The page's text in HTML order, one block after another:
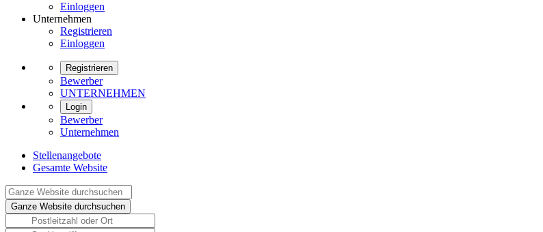
Einloggen
Unternehmen
Registrieren
Einloggen
Registrieren
Bewerber
UNTERNEHMEN
Login
Bewerber
Unternehmen
Stellenangebote
Gesamte Website